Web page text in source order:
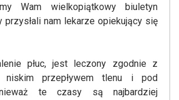
Wam wielkopiątkowy biuletyn
przysłali nam lekarze opiekujący się
płuc, jest leczony zgodnie z
niskim przepływem tlenu i pod
te czasy są najbardziej